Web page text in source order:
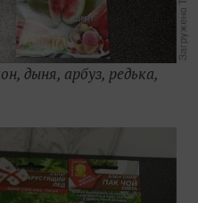
дыня, арбуз, редька,